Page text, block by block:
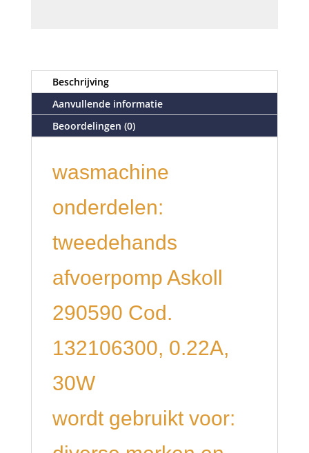
Beschrijving
Aanvullende informatie
Beoordelingen (0)
wasmachine
onderdelen:
tweedehands
afvoerpomp Askoll
290590 Cod.
132106300, 0.22A,
30W
wordt gebruikt voor: